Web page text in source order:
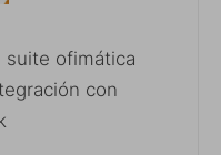
suite ofimática
con